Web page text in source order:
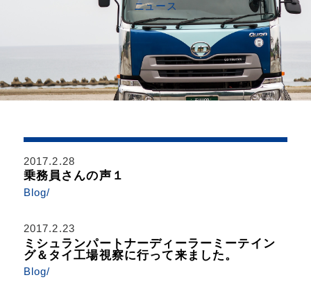
ニュース
2017.2.28
乗務員さんの声１
Blog/
2017.2.23
ミシュランパートナーディーラーミーテイン
グ＆タイ工場視察に行って来ました。
Blog/